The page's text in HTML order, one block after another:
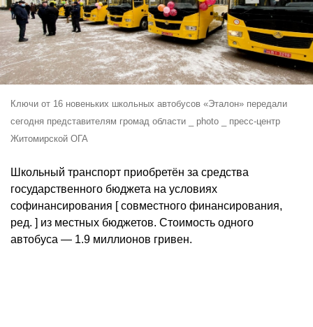
Ключи от 16 новеньких школьных автобусов «Эталон» передали
сегодня представителям громад области _ photo _ пресс-центр
Житомирской ОГА
Школьный транспорт приобретён за средства
государственного бюджета на условиях
софинансирования [ совместного финансирования,
ред. ] из местных бюджетов. Стоимость одного
автобуса — 1.9 миллионов гривен.